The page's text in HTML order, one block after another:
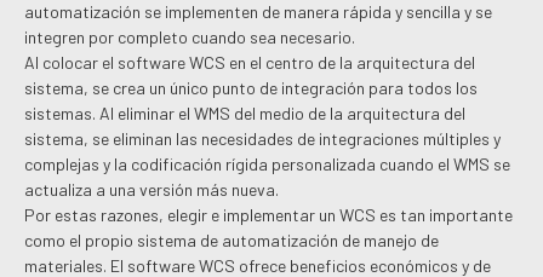
automatización se implementen de manera rápida y sencilla y se
integren por completo cuando sea necesario.
Al colocar el software WCS en el centro de la arquitectura del
sistema, se crea un único punto de integración para todos los
sistemas. Al eliminar el WMS del medio de la arquitectura del
sistema, se eliminan las necesidades de integraciones múltiples y
complejas y la codificación rígida personalizada cuando el WMS se
actualiza a una versión más nueva.
Por estas razones, elegir e implementar un WCS es tan importante
como el propio sistema de automatización de manejo de
materiales. El software WCS ofrece beneficios económicos y de